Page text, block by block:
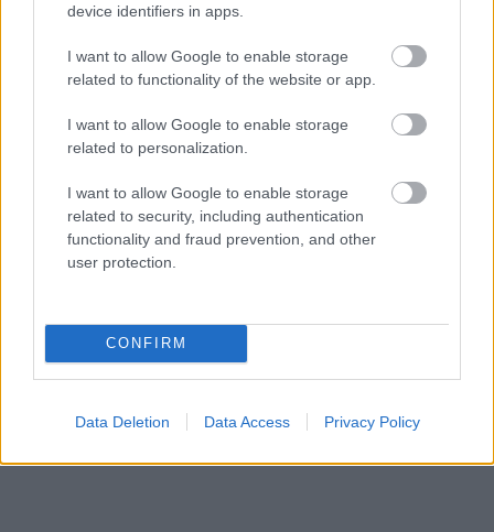
device identifiers in apps.
I want to allow Google to enable storage
related to functionality of the website or app.
I want to allow Google to enable storage
related to personalization.
I want to allow Google to enable storage
related to security, including authentication
functionality and fraud prevention, and other
user protection.
CONFIRM
Data Deletion Data Access Privacy Policy
Robbanhat az egészségügy egyik legsúlyosabb